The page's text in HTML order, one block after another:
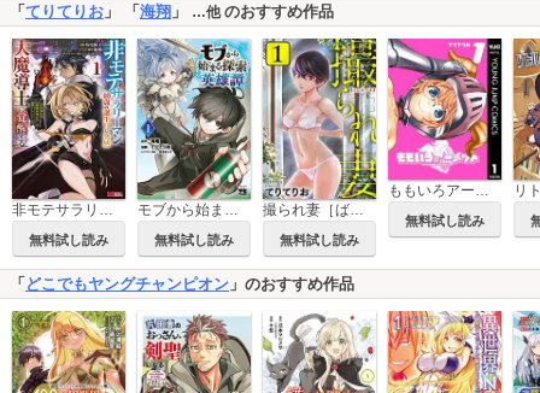
「てりてりお 」 「海翔 」 …他のおすすめ作品
非モテサラリーマン40歳の誕生日に突然大魔導士に覚醒する #花岡修太朗40歳独身彼女なしが世界トレンド1位(コミック)
無料試し読み
モブから始まる探索英雄譚
無料試し読み
撮られ妻［ばら売り］［黒蜜］
無料試し読み
無料試し読み
「 どこでもヤングチャンピオン 」のおすすめ作品